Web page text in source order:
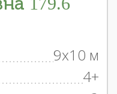
9x10 м
4+